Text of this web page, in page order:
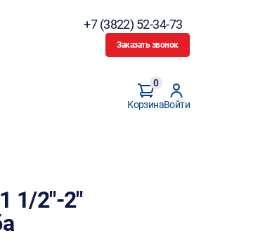
+7 (3822) 52-34-73
Заказать звонок
Корзина
0
Войти
1/2"-2"